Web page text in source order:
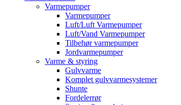
Varmepumper
Varmepumper
Luft/Luft Varmepumper
Luft/Vand Varmepumper
Tilbehør varmepumper
Jordvarmepumper
Varme & styring
Gulvvarme
Komplet gulvvarmesystemer
Shunte
Fordelerrør